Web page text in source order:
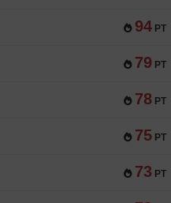
94 PT
79 PT
78 PT
75 PT
73 PT